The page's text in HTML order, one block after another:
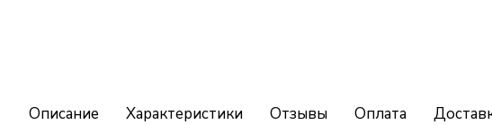
Описание Характеристики Отзывы Оплата